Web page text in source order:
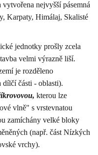
nejvyšší pásemná
Karpaty, Himálaj, Skalisté
jednotky prošly zcela
velmi výrazně liší.
je rozděleno
části - oblasti).
kterou lze
vlně" s vrstevnatou
zamíchány velké bloky
(např. část Nízkých
vrchy).